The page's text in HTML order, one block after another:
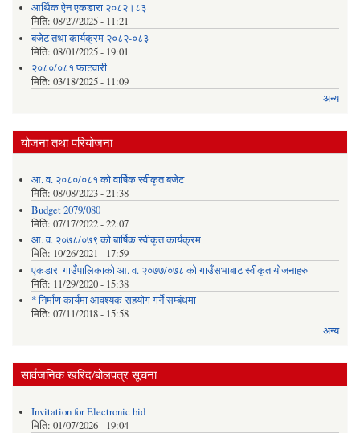
आर्थिक ऐन एकडारा २०८२।८३
मिति: 08/27/2025 - 11:21
बजेट तथा कार्यक्रम २०८२-०८३
मिति: 08/01/2025 - 19:01
२०८०/०८१ फाटवारी
मिति: 03/18/2025 - 11:09
अन्य
योजना तथा परियोजना
आ. व. २०८०/०८१ को वार्षिक स्वीकृत बजेट
मिति: 08/08/2023 - 21:38
Budget 2079/080
मिति: 07/17/2022 - 22:07
आ. व. २०७८/०७९ को बार्षिक स्वीकृत कार्यक्रम
मिति: 10/26/2021 - 17:59
एकडारा गाउँपालिकाको आ. व. २०७७/०७८ को गाउँसभाबाट स्वीकृत योजनाहरु
मिति: 11/29/2020 - 15:38
* निर्माण कार्यमा आवश्यक सहयोग गर्ने सम्बंधमा
मिति: 07/11/2018 - 15:58
अन्य
सार्वजनिक खरिद/बोलपत्र सूचना
Invitation for Electronic bid
मिति: 01/07/2026 - 19:04